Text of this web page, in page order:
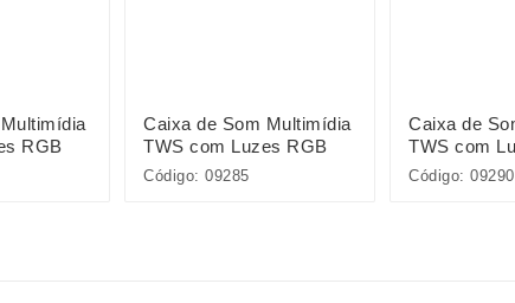
RGB
Caixa de Som Multimídia
TWS com Luzes RGB
Código: 09285
Caixa de
TWS com
Código: